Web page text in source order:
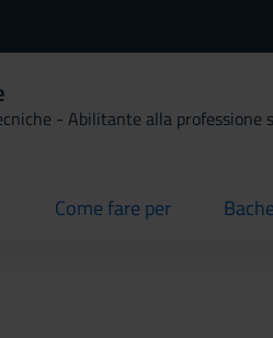
- Abilitante alla professione
Come fare per
current